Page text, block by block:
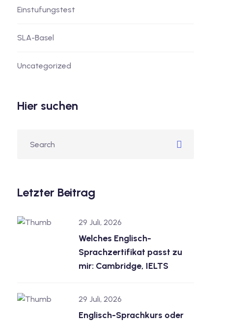
Einstufungstest
SLA-Basel
Uncategorized
Hier suchen
Letzter Beitrag
29 Juli, 2026
Welches Englisch-
Sprachzertifikat passt zu
mir: Cambridge, IELTS
29 Juli, 2026
Englisch-Sprachkurs oder